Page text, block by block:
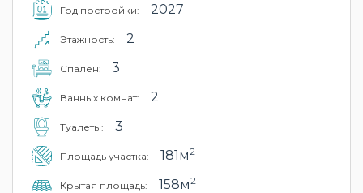
Год постройки: 2027
Этажность: 2
Cпален: 3
Ванных комнат: 2
Туалеты: 3
Площадь участка: 181м2
Крытая площадь: 158м2